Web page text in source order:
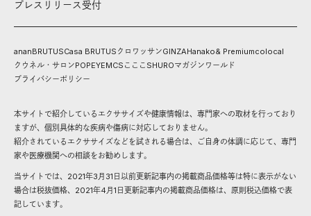
プレスリリース受付
ananBRUTUSCasa BRUTUS クロワッサンGINZAHanako& Premiumcolocal
クウネル・サロンPOPEYEMCS こここ SHUROマガジンワールド
プライバシーポリシー
本サイトで紹介しているエクササイズや健康情報は、専門家への取材を行っており
ますが、個別具体的な疾病や傷病に対応しておりません。
紹介されているエクササイズなどを試される場合は、ご自身の体調に応じて、専門
家や医療機関への相談をお勧めします。
当サイトでは、2021年3月31日以前更新記事内の掲載商品価格等は特に表示がない
場合は税抜価格、2021年4月1日更新記事内の掲載商品価格は、原則税込価格で表
記しています。